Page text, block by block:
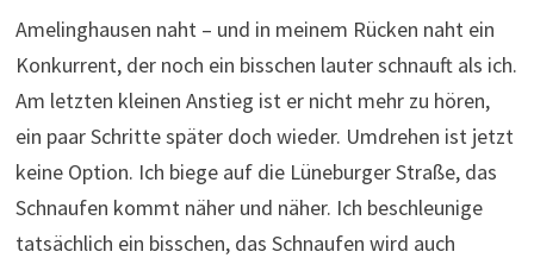
Amelinghausen naht – und in meinem Rücken naht ein
Konkurrent, der noch ein bisschen lauter schnauft als ich.
Am letzten kleinen Anstieg ist er nicht mehr zu hören,
ein paar Schritte später doch wieder. Umdrehen ist jetzt
keine Option. Ich biege auf die Lüneburger Straße, das
Schnaufen kommt näher und näher. Ich beschleunige
tatsächlich ein bisschen, das Schnaufen wird auch